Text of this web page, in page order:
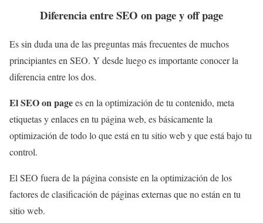
Diferencia entre SEO on page y off page
Es sin duda una de las preguntas más frecuentes de muchos
principiantes en SEO. Y desde luego es importante conocer la
diferencia entre los dos.
El SEO on pagees en la optimización de tu contenido, meta
etiquetas y enlaces en tu página web, es básicamente la
optimización de todo lo que está en tu sitio web y que está bajo tu
control.
El SEO fuera de la página consiste en la optimización de los
factores de clasificación de páginas externas que no están en tu
sitio web.